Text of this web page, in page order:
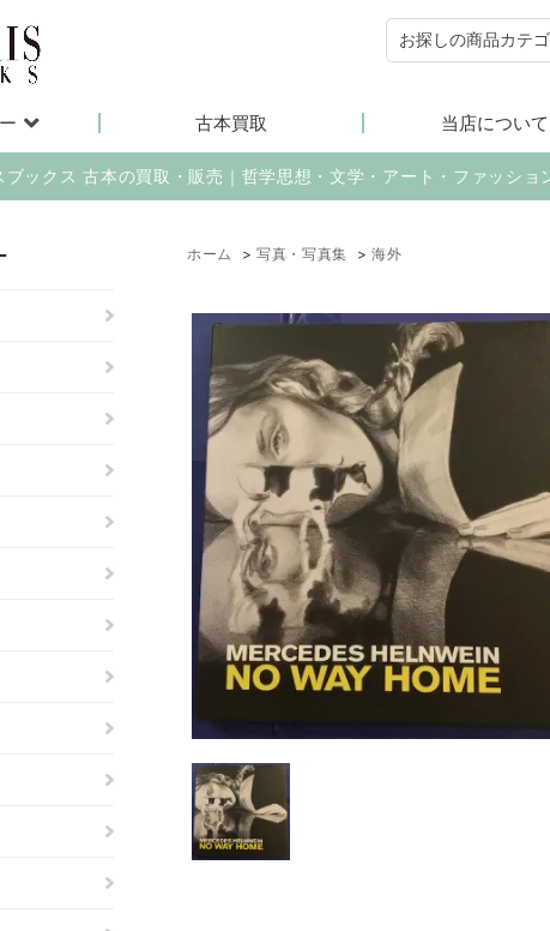
古本買取 当店について
ックス 古本の買取・販売｜哲学思想・文学・アート・ファッショ
ホーム > 写真・写真集 > 海外